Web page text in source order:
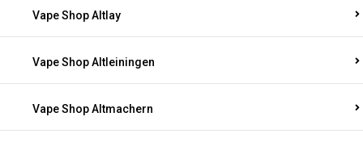
Vape Shop Altlay
Vape Shop Altleiningen
Vape Shop Altmachern